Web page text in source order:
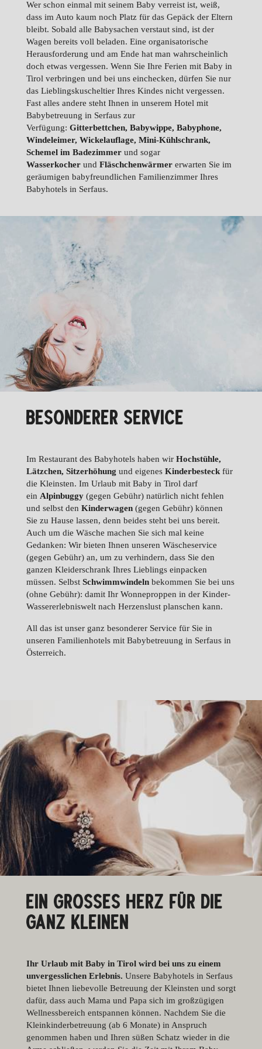
Wer schon einmal mit seinem Baby verreist ist, weiß,
dass im Auto kaum noch Platz für das Gepäck der Eltern
bleibt. Sobald alle Babysachen verstaut sind, ist der
Wagen bereits voll beladen. Eine organisatorische
Herausforderung und am Ende hat man wahrscheinlich
doch etwas vergessen. Wenn Sie Ihre Ferien mit Baby in
Tirol verbringen und bei uns einchecken, dürfen Sie nur
das Lieblingskuscheltier Ihres Kindes nicht vergessen.
Fast alles andere steht Ihnen in unserem Hotel mit
Babybetreuung in Serfaus zur
Verfügung: Gitterbettchen, Babywippe, Babyphone,
Windeleimer, Wickelauflage, Mini-Kühlschrank,
Schemel im Badezimmer und sogar
Wasserkocher und Fläschchenwärmer erwarten Sie im
geräumigen babyfreundlichen Familienzimmer Ihres
Babyhotels in Serfaus.
BESONDERER SERVICE
Im Restaurant des Babyhotels haben wir Hochstühle,
Lätzchen, Sitzerhöhung und eigenes Kinderbesteckfür
die Kleinsten. Im Urlaub mit Baby in Tirol darf
ein Alpinbuggy(gegen Gebühr) natürlich nicht fehlen
und selbst den Kinderwagen (gegen Gebühr) können
Sie zu Hause lassen, denn beides steht bei uns bereit.
Auch um die Wäsche machen Sie sich mal keine
Gedanken: Wir bieten Ihnen unseren Wäscheservice
(gegen Gebühr) an, um zu verhindern, dass Sie den
ganzen Kleiderschrank Ihres Lieblings einpacken
müssen. Selbst Schwimmwindelnbekommen Sie bei uns
(ohne Gebühr): damit Ihr Wonneproppen in der Kinder-
Wassererlebniswelt nach Herzenslust planschen kann.
All das ist unser ganz besonderer Service für Sie in
unseren Familienhotels mit Babybetreuung in Serfaus in
Österreich.
EIN GROSSES HERZ FÜR DIE G
ANZ KLEINEN
Ihr Urlaub mit Baby in Tirol wird bei uns zu einem
unvergesslichen Erlebnis. Unsere Babyhotels in Serfaus
bietet Ihnen liebevolle Betreuung der Kleinsten und sorgt
dafür, dass auch Mama und Papa sich im großzügigen
Wellnessbereich entspannen können. Nachdem Sie die
Kleinkinderbetreuung (ab 6 Monate) in Anspruch
genommen haben und Ihren süßen Schatz wieder in die